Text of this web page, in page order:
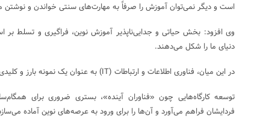
است و دیگر نمی‌توان آموزش را صرفاً به مهارت‌های سنتی خواندن و نوشتن
وی افزود: بخش حیاتی و جدایی‌ناپذیر آموزش نوین، فراگیری و تسلط بر
دنیای ما را شکل می‌دهند.
در این میان، فناوری اطلاعات و ارتباطات (IT) به عنوان یک نمونه بارز و کلیدی، نقشی محوری ایفا می‌کند.
توسعه کارگاه‌هایی چون «فناوران آینده»، بستری ضروری برای
فردایشان فراهم می‌آورد و آن‌ها را برای ورود به عرصه‌های نوین آماده